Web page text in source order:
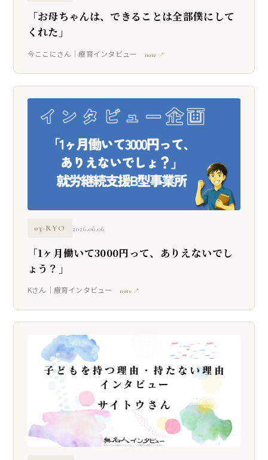
「お母ちゃんは、できることは全部僕にして
くれた」
今ここにさん｜療育インタビュー note ↗
03-RYO 2026.06.06
「1ヶ月働いて3000円って、ありえないでし
ょう？」
Kさん｜療育インタビュー note ↗